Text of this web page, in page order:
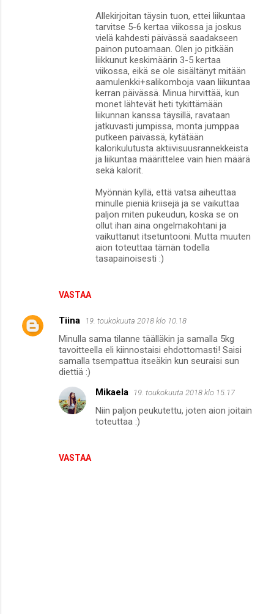
VASTAA
Allekirjoitan täysin tuon, ettei liikuntaa
tarvitse 5-6 kertaa viikossa ja joskus
vielä kahdesti päivässä saadakseen
painon putoamaan. Olen jo pitkään
liikkunut keskimäärin 3-5 kertaa
viikossa, eikä se ole sisältänyt mitään
aamulenkki+salikomboja vaan liikuntaa
kerran päivässä. Minua hirvittää, kun
monet lähtevät heti tykittämään
liikunnan kanssa täysillä, ravataan
jatkuvasti jumpissa, monta jumppaa
putkeen päivässä, kytätään
kalorikulutusta aktiivisuusrannekkeista
ja liikuntaa määrittelee vain hien määrä
sekä kalorit.
Myönnän kyllä, että vatsa aiheuttaa
minulle pieniä kriisejä ja se vaikuttaa
paljon miten pukeudun, koska se on
ollut ihan aina ongelmakohtani ja
vaikuttanut itsetuntooni. Mutta muuten
aion toteuttaa tämän todella
tasapainoisesti :)
Tiina 19. toukokuuta 2018 klo 10.18
Minulla sama tilanne täälläkin ja samalla 5kg
tavoitteella eli kiinnostaisi ehdottomasti! Saisi
samalla tsempattua itseäkin kun seuraisi sun
diettiä :)
VASTAA
Mikaela 19. toukokuuta 2018 klo 15.17
Niin paljon peukutettu, joten aion joitain
toteuttaa :)